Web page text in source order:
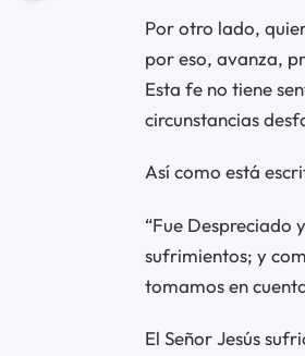
Por otro lado,
por eso, avanza,
Esta fe no tiene
circunstancias
Así como está
“Fue Despreciado
sufrimientos; y
tomamos en
El Señor Jesús